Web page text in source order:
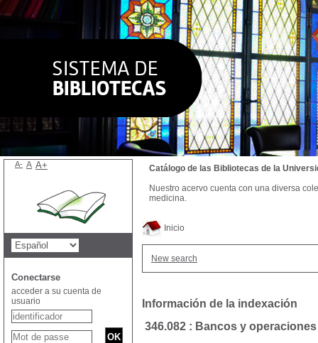
Inicio
New search
Información de la indexación
346.082 : Bancos y
Catálogo de las Bibliotecas de la
Nuestro acervo cuenta con una diversa
medicina.
A- A A+
Conectarse
acceder a su cuenta de
usuario